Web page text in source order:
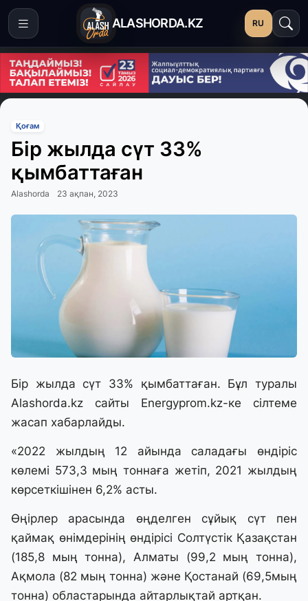
ALASHORDA.KZ RU
Қоғам
Бір жылда сүт 33%
қымбаттаған
Alashorda 23 ақпан, 2023
Бір жылда сүт 33% қымбаттаған. Бұл туралы
Alashorda.kz сайты Energyprom.kz-ке сілтеме
жасап хабарлайды.
«2022 жылдың 12 айында саладағы өндіріс
көлемі 573,3 мың тоннаға жетіп, 2021 жылдың
көрсеткішінен 6,2% асты.
Өңірлер арасында өңделген сұйық сүт пен
қаймақ өнімдерінің өндірісі Солтүстік Қазақстан
(185,8 мың тонна), Алматы (99,2 мың тонна),
Ақмола (82 мың тонна) және Қостанай (69,5мың
тонна) областарында айтарлықтай артқан.